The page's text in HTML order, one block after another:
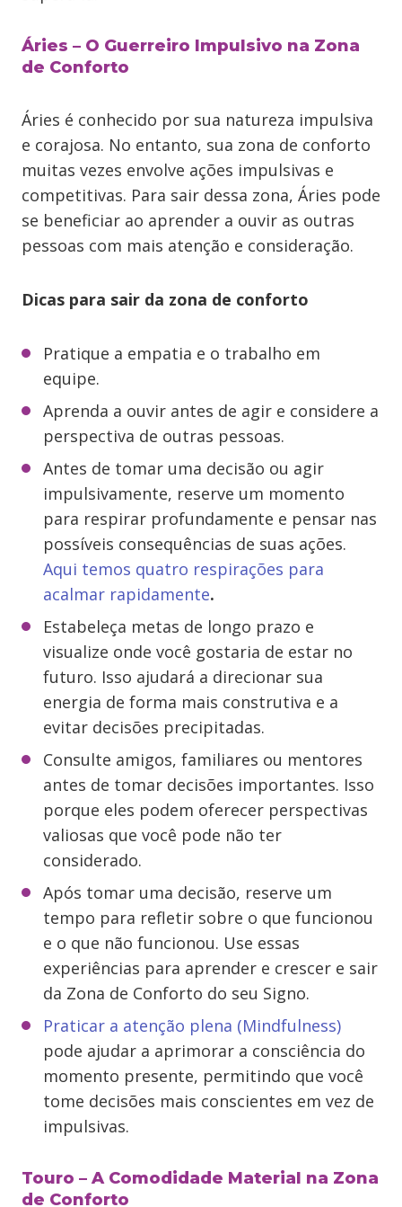
Áries – O Guerreiro Impulsivo na Zona
de Conforto
Áries é conhecido por sua natureza impulsiva
e corajosa. No entanto, sua zona de conforto
muitas vezes envolve ações impulsivas e
competitivas. Para sair dessa zona, Áries pode
se beneficiar ao aprender a ouvir as outras
pessoas com mais atenção e consideração.
Dicas para sair da zona de conforto
Pratique a empatia e o trabalho em
equipe.
Aprenda a ouvir antes de agir e considere a
perspectiva de outras pessoas.
Antes de tomar uma decisão ou agir
impulsivamente, reserve um momento
para respirar profundamente e pensar nas
possíveis consequências de suas ações.
Aqui temos quatro respirações para
acalmar rapidamente.
Estabeleça metas de longo prazo e
visualize onde você gostaria de estar no
futuro. Isso ajudará a direcionar sua
energia de forma mais construtiva e a
evitar decisões precipitadas.
Consulte amigos, familiares ou mentores
antes de tomar decisões importantes. Isso
porque eles podem oferecer perspectivas
valiosas que você pode não ter
considerado.
Após tomar uma decisão, reserve um
tempo para refletir sobre o que funcionou
e o que não funcionou. Use essas
experiências para aprender e crescer e sair
da Zona de Conforto do seu Signo.
Praticar a atenção plena (Mindfulness)
pode ajudar a aprimorar a consciência do
momento presente, permitindo que você
tome decisões mais conscientes em vez de
impulsivas.
Touro – A Comodidade Material na Zona
de Conforto